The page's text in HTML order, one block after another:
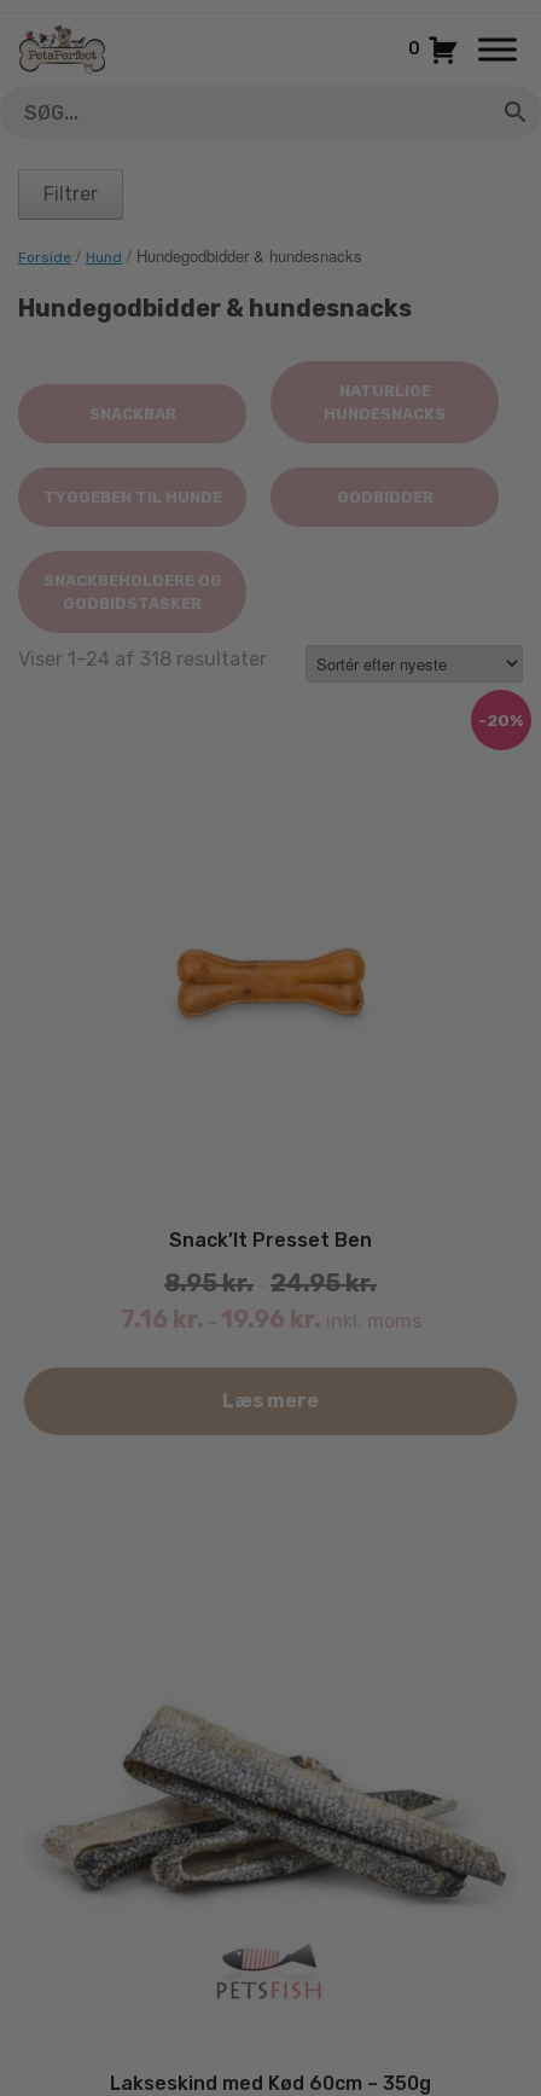
indhold
0
Forside / Hund / Hundegodbidder & hundesnacks
Hundegodbidder & hundesnacks
SNACKBAR
NATURLIGE
HUNDESNACKS
TYGGEBEN TIL HUNDE GODBIDDER
SNACKBEHOLDERE OG
GODBIDSTASKER
Viser 1–24 af 318 resultaterSorted
-20%
Snack’It Presset Ben
8.95kr. 24.95kr.
7.16 kr. – 19.96 kr. inkl. moms
Læs mere
Lakseskind med Kød 60cm – 350g
Filtrer